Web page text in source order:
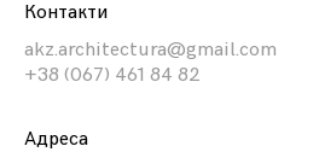
Контакти
akz.architectura@gmail.com
+38 (067) 461 84 82
Aдреса